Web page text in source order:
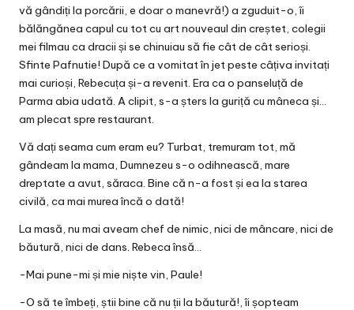
vă gândiți la porcării, e doar o manevră!) a zguduit-o, îi
bălăngănea capul cu tot cu art nouveaul din creștet, colegii
mei filmau ca dracii și se chinuiau să fie cât de cât serioși.
Sfinte Pafnutie! După ce a vomitat în jet peste câțiva invitați
mai curioși, Rebecuța și-a revenit. Era ca o panseluță de
Parma abia udată. A clipit, s-a șters la guriță cu mâneca și…
am plecat spre restaurant.
Vă dați seama cum eram eu? Turbat, tremuram tot, mă
gândeam la mama, Dumnezeu s-o odihnească, mare
dreptate a avut, săraca. Bine că n-a fost și ea la starea
civilă, ca mai murea încă o dată!
La masă, nu mai aveam chef de nimic, nici de mâncare, nici de
băutură, nici de dans. Rebeca însă…
-Mai pune-mi și mie niște vin, Paule!
-O să te îmbeți, știi bine că nu ții la băutură!, îi șopteam